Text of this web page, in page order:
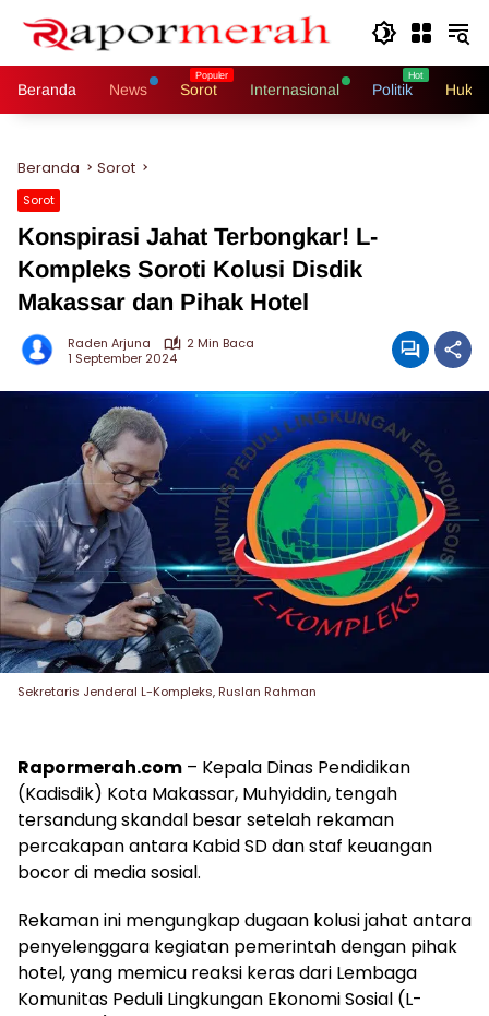
Beranda News Sorot Internasional Politik
Beranda Sorot
Sorot
Konspirasi Jahat Terbongkar! L-
Kompleks Soroti Kolusi Disdik
Makassar dan Pihak Hotel
Raden Arjuna
2 Min Baca
1 September 2024
Sekretaris Jenderal L-Kompleks, Ruslan Rahman
Rapormerah.com – Kepala Dinas Pendidikan
(Kadisdik) Kota Makassar, Muhyiddin, tengah
tersandung skandal besar setelah rekaman
percakapan antara Kabid SD dan staf keuangan
bocor di media sosial.
Rekaman ini mengungkap dugaan kolusi jahat antara
penyelenggara kegiatan pemerintah dengan pihak
hotel, yang memicu reaksi keras dari Lembaga
Komunitas Peduli Lingkungan Ekonomi Sosial (L-